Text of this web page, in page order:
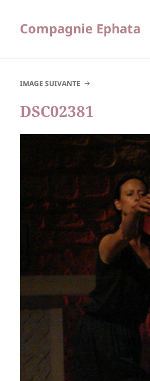
Compagnie Ephata
IMAGE SUIVANTE
DSC02381